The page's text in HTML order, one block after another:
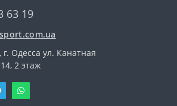
63 19
Одесса ул. Канатная
2 этаж